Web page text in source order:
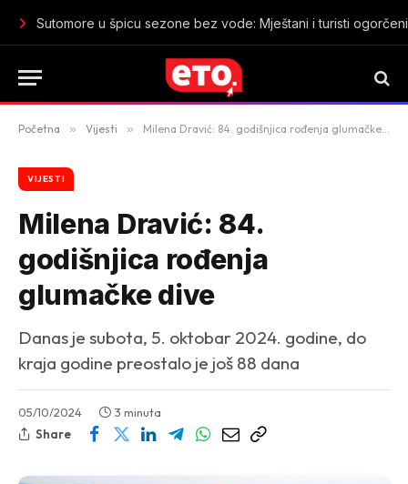
Sutomore u špicu sezone bez vode: Mještani i turisti
Početna » Vijesti » Milena Dravić: 84. godišnjica rođenja glumačke dive
VIJESTI
Milena Dravić: 84.
godišnjica rođenja
glumačke dive
Danas je subota, 5. oktobar 2024. godine, do
kraja godine preostalo je još 88 dana
05/10/2024
3 minuta
Share